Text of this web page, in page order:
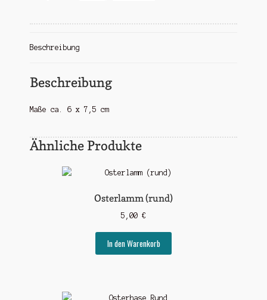
Beschreibung
Beschreibung
Maße ca. 6 x 7,5 cm
Ähnliche Produkte
Osterlamm (rund)
5,00 €
In den Warenkorb